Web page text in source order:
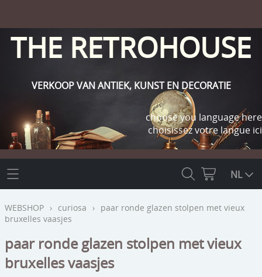
THE RETROHOUSE
VERKOOP VAN ANTIEK, KUNST EN DECORATIE
choose you language here
choisissez votre langue ici
THE RETROHOUSE
WEBSHOP
religie
KLANT WORDEN / INLOGGEN
NL
WEBSHOP › curiosa › paar ronde glazen stolpen met vieux
bruxelles vaasjes
paar ronde glazen stolpen met vieux
bruxelles vaasjes